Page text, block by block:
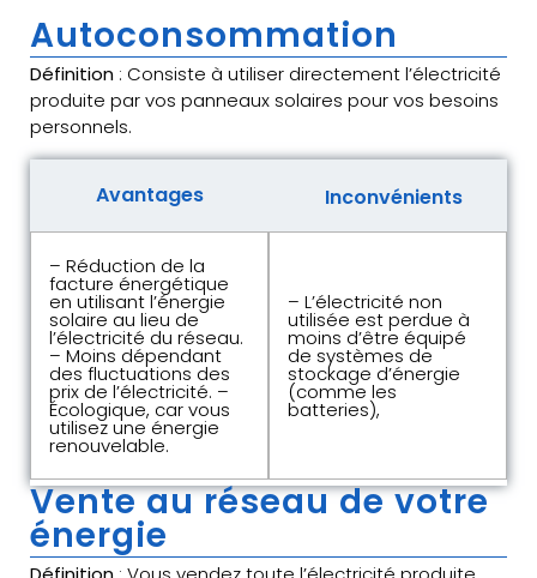
Autoconsommation
Définition : Consiste à utiliser directement l’électricité
produite par vos panneaux solaires pour vos besoins
personnels.
Avantages Inconvénients
– Réduction de la
facture énergétique
en utilisant l’énergie
solaire au lieu de
l’électricité du réseau.
– Moins dépendant
des fluctuations des
prix de l’électricité. –
Écologique, car vous
utilisez une énergie
renouvelable.
– L’électricité non
utilisée est perdue à
moins d’être équipé
de systèmes de
stockage d’énergie
(comme les
batteries),
Vente au réseau de votre
énergie